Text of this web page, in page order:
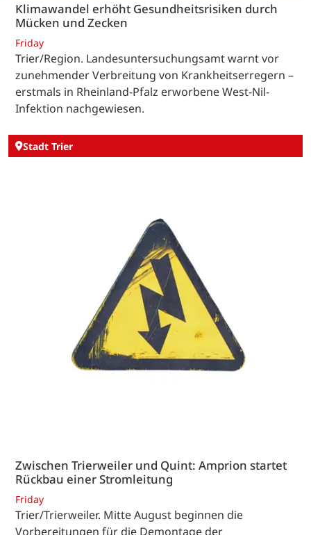
Klimawandel erhöht Gesundheitsrisiken durch
Mücken und Zecken
Friday
Trier/Region. Landesuntersuchungsamt warnt vor
zunehmender Verbreitung von Krankheitserregern –
erstmals in Rheinland-Pfalz erworbene West-Nil-
Infektion nachgewiesen.
Stadt Trier
Zwischen Trierweiler und Quint: Amprion startet
Rückbau einer Stromleitung
Friday
Trier/Trierweiler. Mitte August beginnen die
Vorbereitungen für die Demontage der